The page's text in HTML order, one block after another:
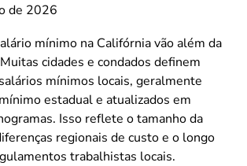
de 2026
mínimo na Califórnia vão além da
cidades e condados definem
mínimos locais, geralmente
estadual e atualizados em
Isso reflete o tamanho da
regionais de custo e o longo
trabalhistas locais.